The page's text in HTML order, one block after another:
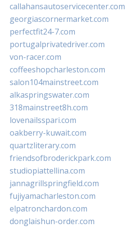
callahansautoservicecenter.com
georgiascornermarket.com
perfectfit24-7.com
portugalprivatedriver.com
von-racer.com
coffeeshopcharleston.com
salon104mainstreet.com
alkaspringswater.com
318mainstreet8h.com
lovenailsspari.com
oakberry-kuwait.com
quartzliterary.com
friendsofbroderickpark.com
studiopiattellina.com
jannagrillspringfield.com
fujiyamacharleston.com
elpatronchardon.com
donglaishun-order.com